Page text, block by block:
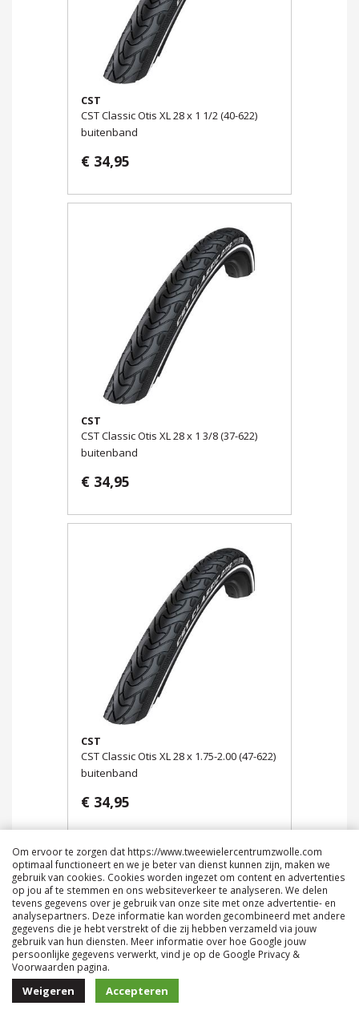
CST
CST Classic Otis XL 28 x 1 1/2 (40-622)
buitenband
€ 34,95
CST
CST Classic Otis XL 28 x 1 3/8 (37-622)
buitenband
€ 34,95
CST
CST Classic Otis XL 28 x 1.75-2.00 (47-622)
buitenband
€ 34,95
Om ervoor te zorgen dat https://www.tweewielercentrumzwolle.com
optimaal functioneert en we je beter van dienst kunnen zijn, maken we
gebruik van cookies. Cookies worden ingezet om content en advertenties
op jou af te stemmen en ons websiteverkeer te analyseren. We delen
tevens gegevens over je gebruik van onze site met onze advertentie- en
analysepartners. Deze informatie kan worden gecombineerd met andere
gegevens die je hebt verstrekt of die zij hebben verzameld via jouw
gebruik van hun diensten. Meer informatie over hoe Google jouw
persoonlijke gegevens verwerkt, vind je op de Google Privacy &
Voorwaarden pagina.
Weigeren Accepteren